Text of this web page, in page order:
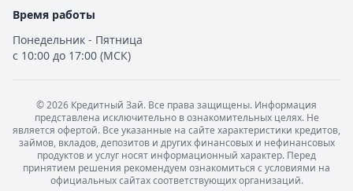
Время работы
Понедельник - Пятница
с 10:00 до 17:00 (МСК)
©2026 Кредитный Зай. Все права защищены. Информация
представлена исключительно в ознакомительных целях. Не
является офертой. Все указанные на сайте характеристики кредитов,
займов, вкладов, депозитов и других финансовых и нефинансовых
продуктов и услуг носят информационный характер. Перед
принятием решения рекомендуем ознакомиться с условиями на
официальных сайтах соответствующих организаций.